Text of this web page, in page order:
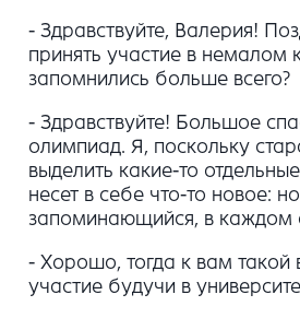
- Здравствуйте, Валерия!
принять участие в немалом
запомнились больше всего?
- Здравствуйте! Большое
олимпиад. Я, поскольку
выделить какие-то
несет в себе что-то новое:
запоминающийся, в каждом
- Хорошо, тогда к вам
участие будучи в